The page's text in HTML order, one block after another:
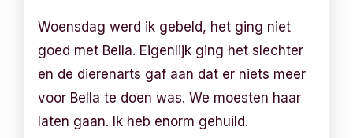
Woensdag werd ik gebeld, het ging niet
goed met Bella. Eigenlijk ging het slechter
en de dierenarts gaf aan dat er niets meer
voor Bella te doen was. We moesten haar
laten gaan. Ik heb enorm gehuild.